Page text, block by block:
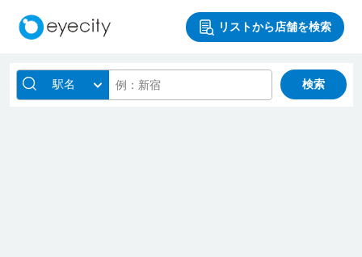
リストから店舗を検索
駅名 検索